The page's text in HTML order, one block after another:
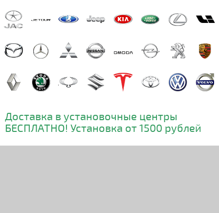
Доставка в установочные центры
БЕСПЛАТНО! Установка от 1500 рублей